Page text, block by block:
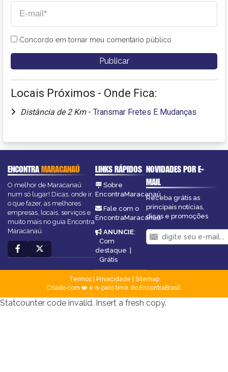
Concordo em tornar meu comentário público
Locais Próximos - Onde Fica:
Distância de 2 Km - Transmar Fretes E Mudanças
ENCONTRAMARACANAÚ
O melhor de Maracanaú
num só lugar! Dicas, onde ir,
o que fazer, as melhores
empresas, locais, serviços e
muito mais no guia Encontra
Maracanaú.
LINKS RÁPIDOS
Sobre
EncontraMaracanaú
Fale com o
EncontraMaracanaú
ANUNCIE:
Com
destaque
Grátis
NOVIDADES POR E-
MAIL
Receba grátis as
principais notícias,
dicas e promoções
Termos| Privacidade
Sitemap
Criado com ❤️ e ☕ pelo time do EncontraBrasil
Statcounter code invalid. Insert a fresh copy.